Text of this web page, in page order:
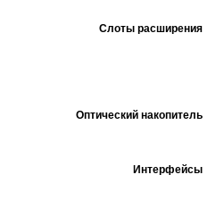
Слоты расширения
Оптический накопитель
Интерфейсы